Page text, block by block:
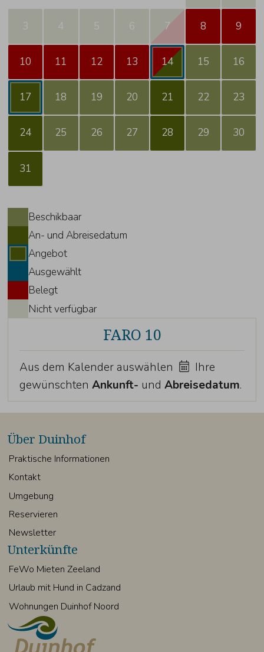
3 4 5 6 7 8 9
10 11 12 13 14 15 16
17 18 19 20 21 22 23
24 25 26 27 28 29 30
31
Beschikbaar
An- und Abreisedatum
Angebot
Ausgewählt
Belegt
Nicht verfügbar
FARO 10
Aus dem Kalender auswählen
Ihre
gewünschtenAnkunft- undAbreisedatum.
Über Duinhof
Praktische Informationen
Kontakt
Umgebung
Reservieren
Newsletter
Unterkünfte
FeWo Mieten Zeeland
Urlaub mit Hund in Cadzand
Wohnungen Duinhof Noord